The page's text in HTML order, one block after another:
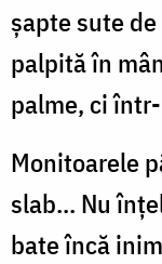
șapte sute
palpită în
palme, ci
Monitoarele
slab... Nu
bate încă